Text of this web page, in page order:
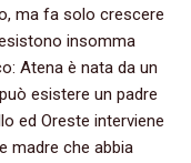
ma fa solo crescere
insomma
Atena è nata da un
esistere un padre
ed Oreste interviene
madre che abbia